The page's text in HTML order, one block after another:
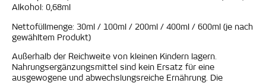
Alkohol: 0,68ml
Nettofüllmenge: 30ml / 100ml / 200ml / 400ml / 600ml (je nach
gewähltem Produkt)
Außerhalb der Reichweite von kleinen Kindern lagern.
Nahrungsergänzungsmittel sind kein Ersatz für eine
ausgewogene und abwechslungsreiche Ernährung. Die